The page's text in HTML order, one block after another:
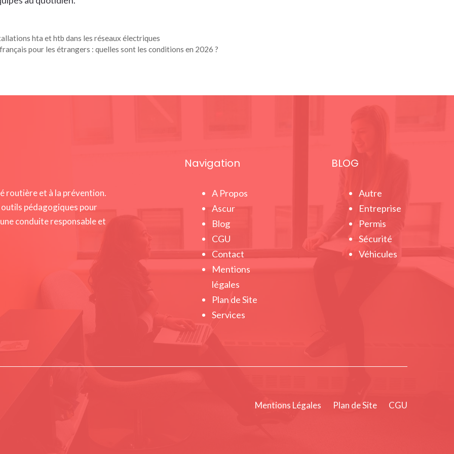
hta et htb dans les réseaux électriques
pour les étrangers : quelles sont les conditions en 2026 ?
routière et à la prévention.
pédagogiques pour
conduite responsable et
Navigation
A Propos
Ascur
Blog
CGU
Contact
Mentions
légales
Plan de Site
Services
BLOG
Autre
Entreprise
Permis
Sécurité
Véhicules
Mentions Légales Plan de Site CGU